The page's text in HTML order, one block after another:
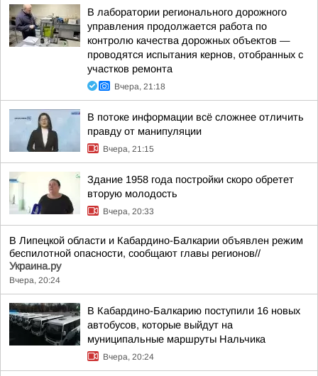
В лаборатории регионального дорожного
управления продолжается работа по
контролю качества дорожных объектов —
проводятся испытания кернов, отобранных с
участков ремонта
Вчера, 21:18
В потоке информации всё сложнее отличить
правду от манипуляции
Вчера, 21:15
Здание 1958 года постройки скоро обретет
вторую молодость
Вчера, 20:33
В Липецкой области и Кабардино-Балкарии объявлен режим
беспилотной опасности, сообщают главы регионов//
Украина.ру
Вчера, 20:24
В Кабардино-Балкарию поступили 16 новых
автобусов, которые выйдут на
муниципальные маршруты Нальчика
Вчера, 20:24